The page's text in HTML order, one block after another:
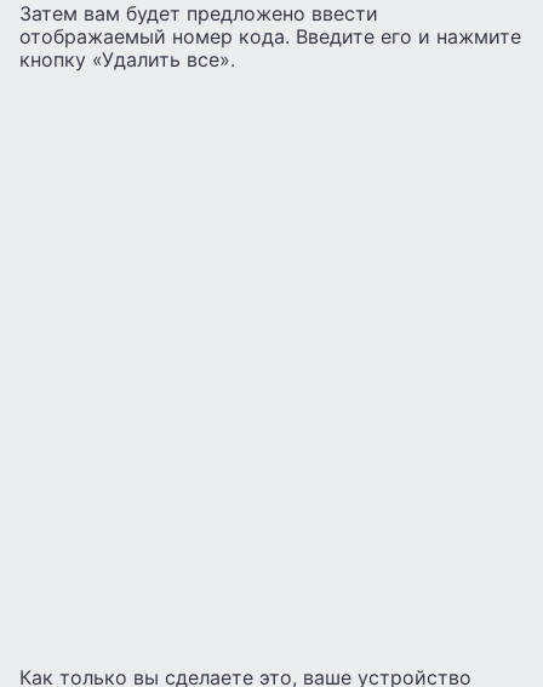
Затем вам будет предложено ввести
отображаемый номер кода. Введите его и нажмите
кнопку «Удалить все».
Как только вы сделаете это, ваше устройство